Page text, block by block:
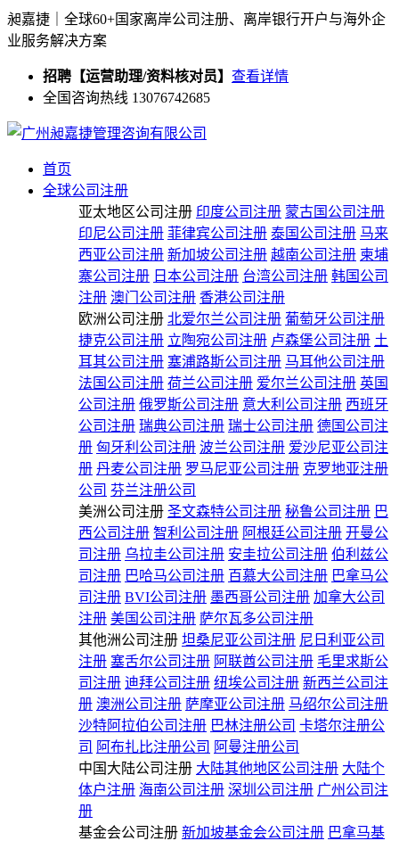
昶嘉捷｜全球60+国家离岸公司注册、离岸银行开户与海外企
业服务解决方案
招聘【运营助理/资料核对员】 查看详情
全国咨询热线 13076742685
首页
全球公司注册
亚太地区公司注册 印度公司注册 蒙古国公司注册
印尼公司注册 菲律宾公司注册 泰国公司注册 马来
西亚公司注册 新加坡公司注册 越南公司注册 柬埔
寨公司注册 日本公司注册 台湾公司注册 韩国公司
注册 澳门公司注册 香港公司注册
欧洲公司注册 北爱尔兰公司注册 葡萄牙公司注册
捷克公司注册 立陶宛公司注册 卢森堡公司注册 土
耳其公司注册 塞浦路斯公司注册 马耳他公司注册
法国公司注册 荷兰公司注册 爱尔兰公司注册 英国
公司注册 俄罗斯公司注册 意大利公司注册 西班牙
公司注册 瑞典公司注册 瑞士公司注册 德国公司注
册 匈牙利公司注册 波兰公司注册 爱沙尼亚公司注
册 丹麦公司注册 罗马尼亚公司注册 克罗地亚注册
公司 芬兰注册公司
美洲公司注册 圣文森特公司注册 秘鲁公司注册 巴
西公司注册 智利公司注册 阿根廷公司注册 开曼公
司注册 乌拉圭公司注册 安圭拉公司注册 伯利兹公
司注册 巴哈马公司注册 百慕大公司注册 巴拿马公
司注册 BVI公司注册 墨西哥公司注册 加拿大公司
注册 美国公司注册 萨尔瓦多公司注册
其他洲公司注册 坦桑尼亚公司注册 尼日利亚公司
注册 塞舌尔公司注册 阿联酋公司注册 毛里求斯公
司注册 迪拜公司注册 纽埃公司注册 新西兰公司注
册 澳洲公司注册 萨摩亚公司注册 马绍尔公司注册
沙特阿拉伯公司注册 巴林注册公司 卡塔尔注册公
司 阿布扎比注册公司 阿曼注册公司
中国大陆公司注册 大陆其他地区公司注册 大陆个
体户注册 海南公司注册 深圳公司注册 广州公司注
册
基金会公司注册 新加坡基金会公司注册 巴拿马基